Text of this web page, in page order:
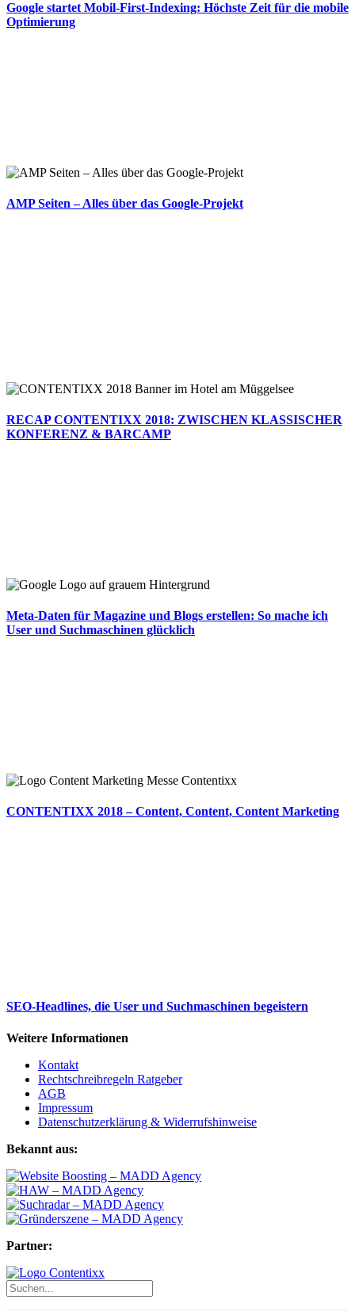
Google startet Mobil-First-Indexing: Höchste Zeit für die mobile
Optimierung
AMP Seiten – Alles über das Google-Projekt
RECAP CONTENTIXX 2018: ZWISCHEN KLASSISCHER
KONFERENZ & BARCAMP
Meta-Daten für Magazine und Blogs erstellen: So mache ich
User und Suchmaschinen glücklich
CONTENTIXX 2018 – Content, Content, Content Marketing
SEO-Headlines, die User und Suchmaschinen begeistern
Weitere Informationen
Kontakt
Rechtschreibregeln Ratgeber
AGB
Impressum
Datenschutzerklärung & Widerrufshinweise
Bekannt aus:
Partner: